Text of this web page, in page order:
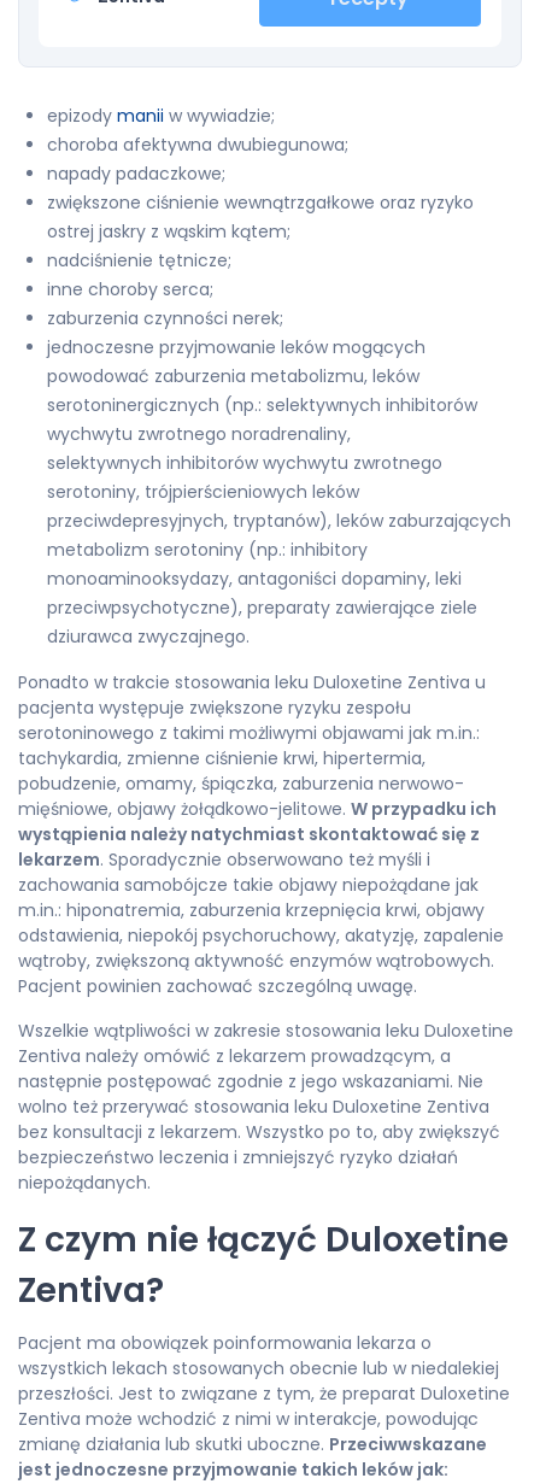
epizody manii w wywiadzie;
choroba afektywna dwubiegunowa;
napady padaczkowe;
zwiększone ciśnienie wewnątrzgałkowe oraz ryzyko
ostrej jaskry z wąskim kątem;
nadciśnienie tętnicze;
inne choroby serca;
zaburzenia czynności nerek;
jednoczesne przyjmowanie leków mogących
powodować zaburzenia metabolizmu, leków
serotoninergicznych (np.: selektywnych inhibitorów
wychwytu zwrotnego noradrenaliny,
selektywnych inhibitorów wychwytu zwrotnego
serotoniny, trójpierścieniowych leków
przeciwdepresyjnych, tryptanów), leków zaburzających
metabolizm serotoniny (np.: inhibitory
monoaminooksydazy, antagoniści dopaminy, leki
przeciwpsychotyczne), preparaty zawierające ziele
dziurawca zwyczajnego.
Ponadto w trakcie stosowania leku Duloxetine Zentiva u
pacjenta występuje zwiększone ryzyku zespołu
serotoninowego z takimi możliwymi objawami jak m.in.:
tachykardia, zmienne ciśnienie krwi, hipertermia,
pobudzenie, omamy, śpiączka, zaburzenia nerwowo-
mięśniowe, objawy żołądkowo-jelitowe. W przypadku ich
wystąpienia należy natychmiast skontaktować się z
lekarzem. Sporadycznie obserwowano też myśli i
zachowania samobójcze takie objawy niepożądane jak
m.in.: hiponatremia, zaburzenia krzepnięcia krwi, objawy
odstawienia, niepokój psychoruchowy, akatyzję, zapalenie
wątroby, zwiększoną aktywność enzymów wątrobowych.
Pacjent powinien zachować szczególną uwagę.
Wszelkie wątpliwości w zakresie stosowania leku Duloxetine
Zentiva należy omówić z lekarzem prowadzącym, a
następnie postępować zgodnie z jego wskazaniami. Nie
wolno też przerywać stosowania leku Duloxetine Zentiva
bez konsultacji z lekarzem. Wszystko po to, aby zwiększyć
bezpieczeństwo leczenia i zmniejszyć ryzyko działań
niepożądanych.
Z czym nie łączyć Duloxetine
Zentiva?
Pacjent ma obowiązek poinformowania lekarza o
wszystkich lekach stosowanych obecnie lub w niedalekiej
przeszłości. Jest to związane z tym, że preparat Duloxetine
Zentiva może wchodzić z nimi w interakcje, powodując
zmianę działania lub skutki uboczne. Przeciwwskazane
jest jednoczesne przyjmowanie takich leków jak: